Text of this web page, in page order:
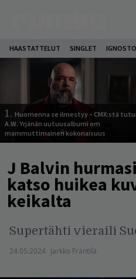
HAASTATTELUT SINGLET
1. Huomenna se ilmestyy – CMX:stä
A.W. Yrjänän uutuusalbumi om
mammuttimainen kokonaisuus
J Balvin
katso huikea
keikalta
Supertähti vieraili
24.05.2024 Jarkko Fräntilä